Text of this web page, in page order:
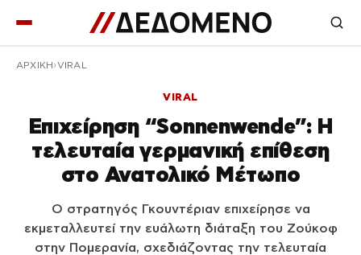
ΑΡΧΙΚΉ VIRAL
VIRAL
Επιχείρηση “Sonnenwende”: Η
τελευταία γερμανική επίθεση
στο Ανατολικό Μέτωπο
Ο στρατηγός Γκουντέριαν επιχείρησε να
εκμεταλλευτεί την ευάλωτη διάταξη του Ζούκοφ
στην Πομερανία, σχεδιάζοντας την τελευταία